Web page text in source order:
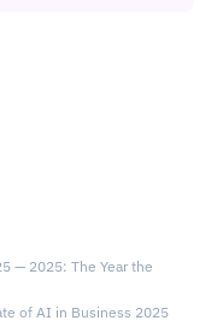
— 2025: The Year the
of AI in Business 2025